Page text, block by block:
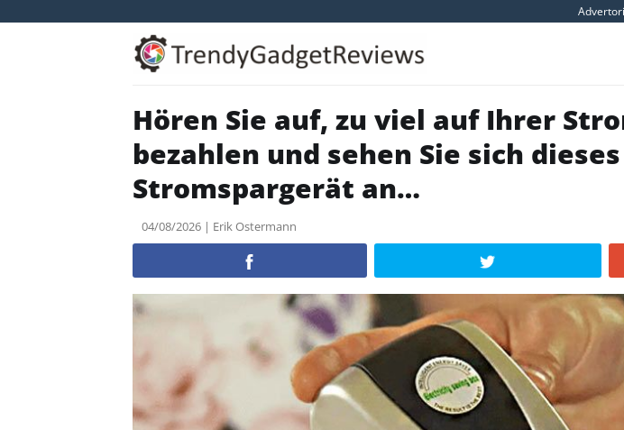
Hören Sie auf, zu viel auf Ihrer
bezahlen und sehen Sie sich
Stromspargerät an…
04/08/2026 | Erik Ostermann